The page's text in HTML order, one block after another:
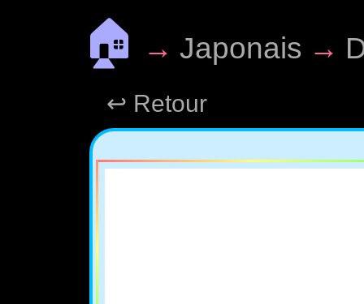
🏠 → Japonais →
↩ Retour